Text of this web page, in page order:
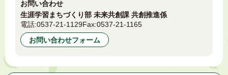
お問い合わせ
生涯学習まちづくり部 未来共創課 共創推進係
電話:0537-21-1129Fax:0537-21-1165
お問い合わせフォーム